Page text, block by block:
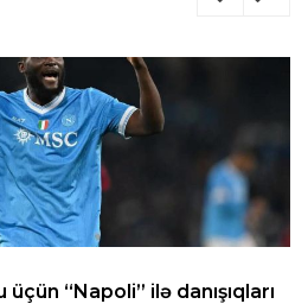
“Napoli” ilə danışıqları